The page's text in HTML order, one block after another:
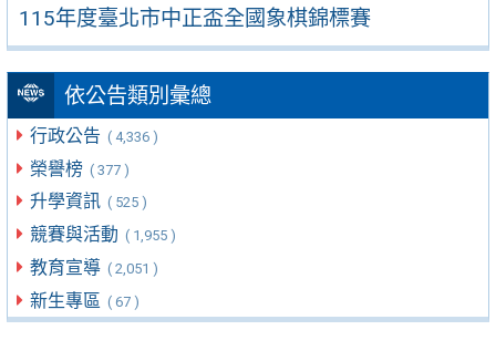
115年度臺北市中正盃全國象棋錦標賽
依公告類別彙總
行政公告 ( 4,336 )
榮譽榜 ( 377 )
升學資訊 ( 525 )
競賽與活動 ( 1,955 )
教育宣導 ( 2,051 )
新生專區 ( 67 )